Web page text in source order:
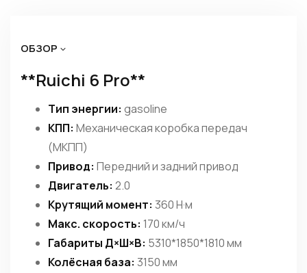
ОБЗОР
**Ruichi 6 Pro**
Тип энергии: gasoline
КПП: Механическая коробка передач
(МКПП)
Привод: Передний и задний привод
Двигатель: 2.0
Крутящий момент: 360 Н·м
Макс. скорость: 170 км/ч
Габариты Д×Ш×В: 5310*1850*1810 мм
Колёсная база: 3150 мм